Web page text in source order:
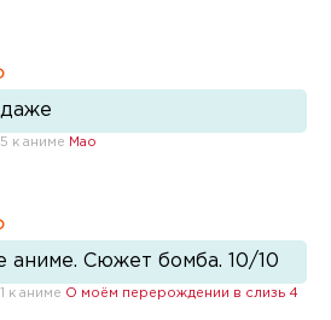
к аниме Мао
аниме. Сюжет бомба. 10/10
к аниме О моём перерождении в слизь 4